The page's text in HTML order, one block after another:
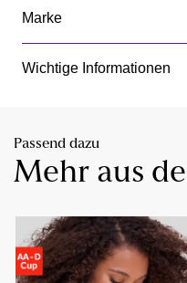
Marke
Wichtige Informationen
Passend dazu
Mehr aus